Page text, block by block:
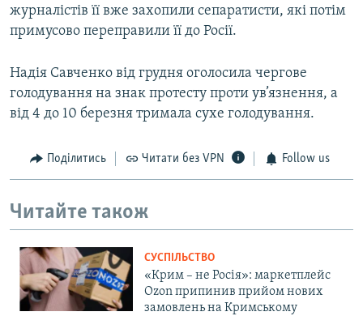
журналістів її вже захопили сепаратисти, які потім
примусово переправили її до Росії.
Надія Савченко від грудня оголосила чергове
голодування на знак протесту проти ув’язнення, а
від 4 до 10 березня тримала сухе голодування.
Поділитись Читати без VPN Follow us
Читайте також
СУСПІЛЬСТВО
«Крим – не Росія»: маркетплейс
Ozon припинив прийом нових
замовлень на Кримському